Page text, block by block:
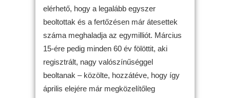
elérhető, hogy a legalább egyszer
beoltottak és a fertőzésen már átesettek
száma meghaladja az egymilliót. Március
15-ére pedig minden 60 év fölöttit, aki
regisztrált, nagy valószínűséggel
beoltanak – közölte, hozzátéve, hogy így
április elejére már megközelítőleg